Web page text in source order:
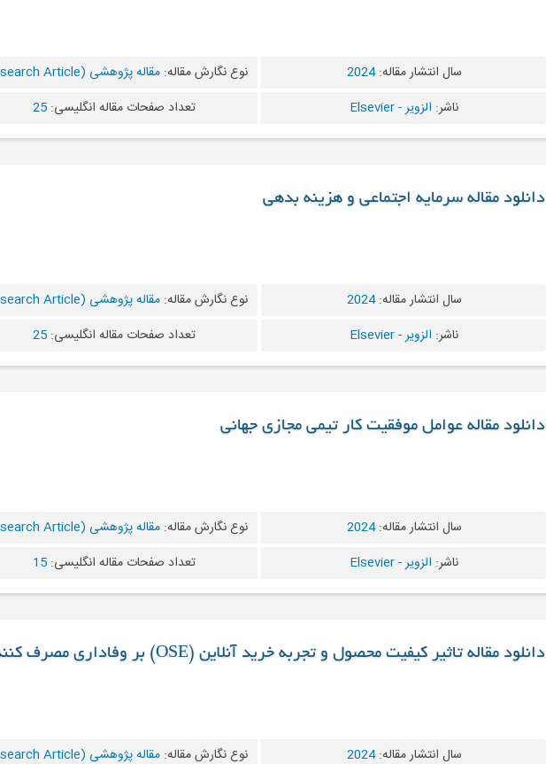
سال انتشار مقاله:2024 نوع نگارش مقاله: مقاله پژوهشی (Research Article)
ناشر: الزویر - Elsevier تعداد صفحات مقاله انگلیسی:25
دانلود مقاله سرمایه اجتماعی و هزینه بدهی
سال انتشار مقاله:2024 نوع نگارش مقاله: مقاله پژوهشی (Research Article)
ناشر: الزویر - Elsevier تعداد صفحات مقاله انگلیسی:25
دانلود مقاله عوامل موفقیت کار تیمی مجازی جهانی
سال انتشار مقاله:2024 نوع نگارش مقاله: مقاله پژوهشی (Research Article)
ناشر: الزویر - Elsevier تعداد صفحات مقاله انگلیسی:15
دانلود مقاله تاثیر کیفیت محصول و تجربه خرید آنلاین (OSE) بر وفاداری مصرف کننده
سال انتشار مقاله:2024 نوع نگارش مقاله: مقاله پژوهشی (Research Article)